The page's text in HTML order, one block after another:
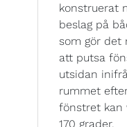
konstruerat
beslag på
som gör det
att putsa
utsidan
rummet
fönstret kan
170 grader.